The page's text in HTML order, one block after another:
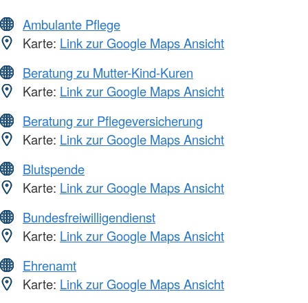
Ambulante Pflege
Karte: Link zur Google Maps Ansicht
Beratung zu Mutter-Kind-Kuren
Karte: Link zur Google Maps Ansicht
Beratung zur Pflegeversicherung
Karte: Link zur Google Maps Ansicht
Blutspende
Karte: Link zur Google Maps Ansicht
Bundesfreiwilligendienst
Karte: Link zur Google Maps Ansicht
Ehrenamt
Karte: Link zur Google Maps Ansicht